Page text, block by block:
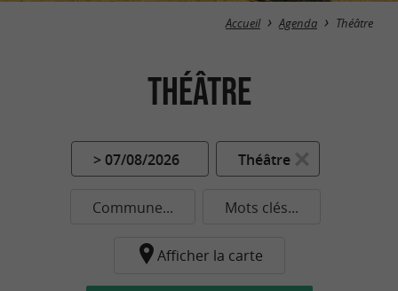
Accueil Agenda Théâtre
Théâtre
> 07/08/2026 Théâtre
Commune... Mots clés...
Afficher la carte